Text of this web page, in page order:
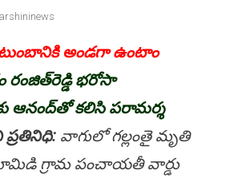
అండ‌గా ఉంటాం
రంజిత్‌రెడ్డి భ‌రోసా
ఆనంద్‌తో క‌లిసి ప‌రామ‌ర్శ
వాగులో గ‌ల్లంతై మృతి
గ్రామ పంచాయ‌తీ వార్డు